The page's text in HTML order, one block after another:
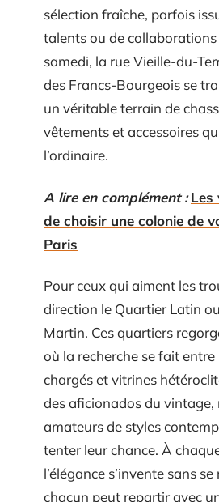
sélection fraîche, parfois
talents ou de collaborations
samedi, la rue Vieille-du-
des Francs-Bourgeois se
un véritable terrain de
vêtements et accessoires
l’ordinaire.
A lire en complément : Les
de choisir une colonie de
Paris
Pour ceux qui aiment les
direction le Quartier Latin
Martin. Ces quartiers
où la recherche se fait
chargés et vitrines
des aficionados du vintage,
amateurs de styles
tenter leur chance. À
l’élégance s’invente sans
chacun peut repartir avec